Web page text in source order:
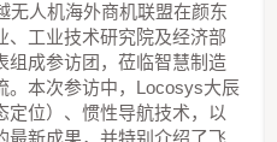
无人机海外商机联盟在颜东
、工业技术研究院及经济部
组成参访团，莅临智慧制造
。本次参访中，Locosys大辰
定位）、惯性导航技术，以